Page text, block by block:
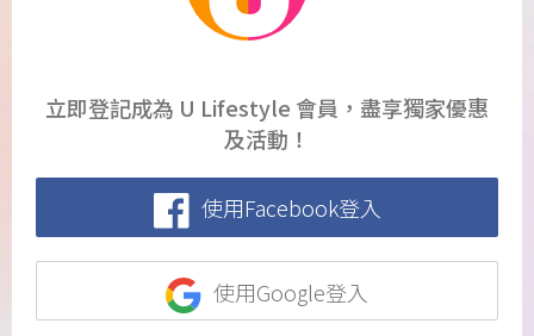
立即登記成為 U Lifestyle 會員，盡享獨家優惠
及活動！
使用Facebook登入
使用Google登入